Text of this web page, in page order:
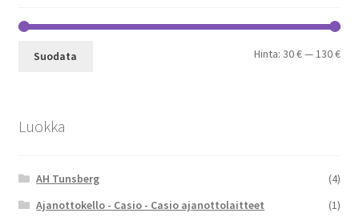
Suodata Hinta:30 €— 130 €
Luokka
AH Tunsberg
(4)
Ajanottokello - Casio - Casio ajanottolaitteet
(1)